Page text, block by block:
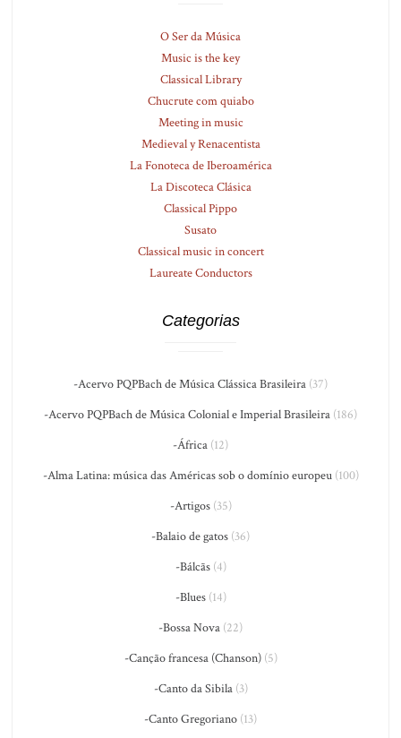
O Ser da Música
Music is the key
Classical Library
Chucrute com quiabo
Meeting in music
Medieval y Renacentista
La Fonoteca de Iberoamérica
La Discoteca Clásica
Classical Pippo
Susato
Classical music in concert
Laureate Conductors
Categorias
-Acervo PQPBach de Música Clássica Brasileira (37)
-Acervo PQPBach de Música Colonial e Imperial Brasileira (186)
-África (12)
-Alma Latina: música das Américas sob o domínio europeu(100)
-Artigos(35)
-Balaio de gatos (36)
-Bálcãs(4)
-Blues(14)
-Bossa Nova (22)
-Canção francesa (Chanson)(5)
-Canto da Sibila(3)
-Canto Gregoriano (13)